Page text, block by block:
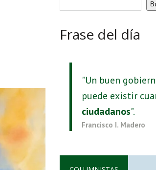
Frase del día
"Un buen
puede existir
ciudadanos".
Francisco I. Madero